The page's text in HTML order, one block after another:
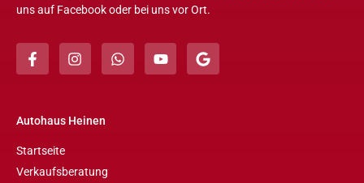
uns auf Facebook oder bei uns vor Ort.
Autohaus Heinen
Startseite
Verkaufsberatung